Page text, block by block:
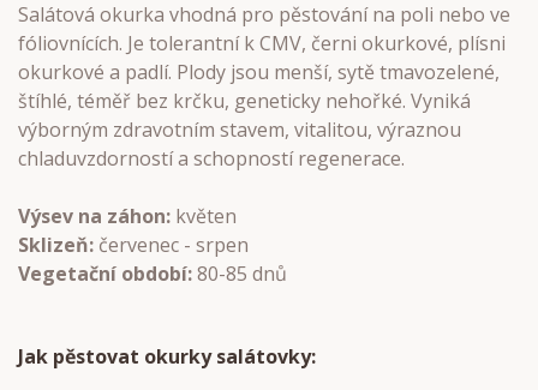
Salátová okurka vhodná pro pěstování na poli nebo ve
fóliovnících. Je tolerantní k CMV, černi okurkové, plísni
okurkové a padlí. Plody jsou menší, sytě tmavozelené,
štíhlé, téměř bez krčku, geneticky nehořké. Vyniká
výborným zdravotním stavem, vitalitou, výraznou
chladuvzdorností a schopností regenerace.
Výsev na záhon: květen
Sklizeň: červenec - srpen
Vegetační období:80-85 dnů
Jak pěstovat okurky salátovky: